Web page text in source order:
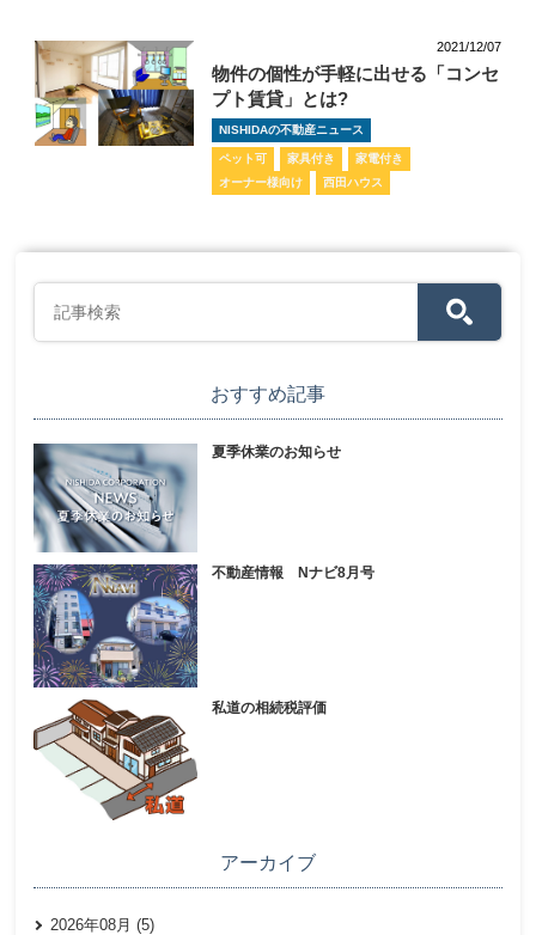
2021/12/07
物件の個性が手軽に出せる「コンセ
プト賃貸」とは?
NISHIDAの不動産ニュース
ペット可 家具付き
家電付き
オーナー様向け
西田ハウス
おすすめ記事
夏季休業のお知らせ
不動産情報 Nナビ8月号
私道の相続税評価
アーカイブ
2026年08月 (5)